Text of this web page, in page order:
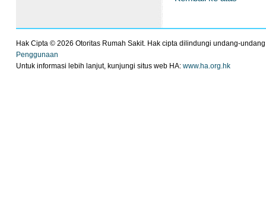
Hak Cipta © 2026 Otoritas Rumah Sakit. Hak cipta dilindungi undang-
Penggunaan
Untuk informasi lebih lanjut, kunjungi situs web HA: www.ha.org.hk